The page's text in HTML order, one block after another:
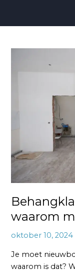
waarom
oktober 10, 2024
Je moet
waarom is dat?
nieuwbouw: